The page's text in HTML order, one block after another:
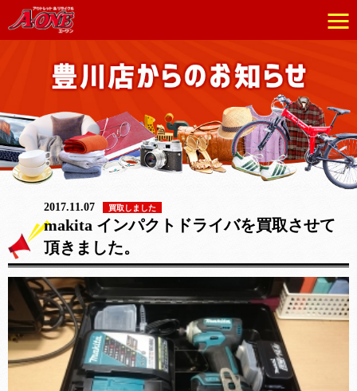
2017.11.07 買取しました
makita インパクトドライバを買取させて
頂きました。